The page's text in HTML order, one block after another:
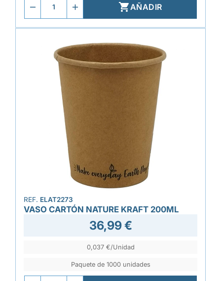
AÑADIR
REF. ELAT2273
VASO CARTÓN NATURE KRAFT 200ML
36,99 €
0,037 €/Unidad
Paquete de 1000 unidades